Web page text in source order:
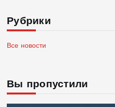
Рубрики
Все новости
Вы пропустили